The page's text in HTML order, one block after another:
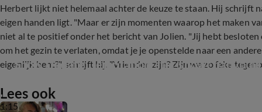
Herbert lijkt niet helemaal achter de keuze te staan. Hij schrijft
eigen handen ligt. "Maar er zijn momenten waarop het maken
niet al te positief onder het bericht van Jolien. "Jij hebt
om het gezin te verlaten, omdat je je openstelde naar een
eigenlijk bent?", schrijft hij. "Vrienden zijn? Zijn we zo fake
1:15
Show Update: Temptation-ster showt babybuik
Lees ook